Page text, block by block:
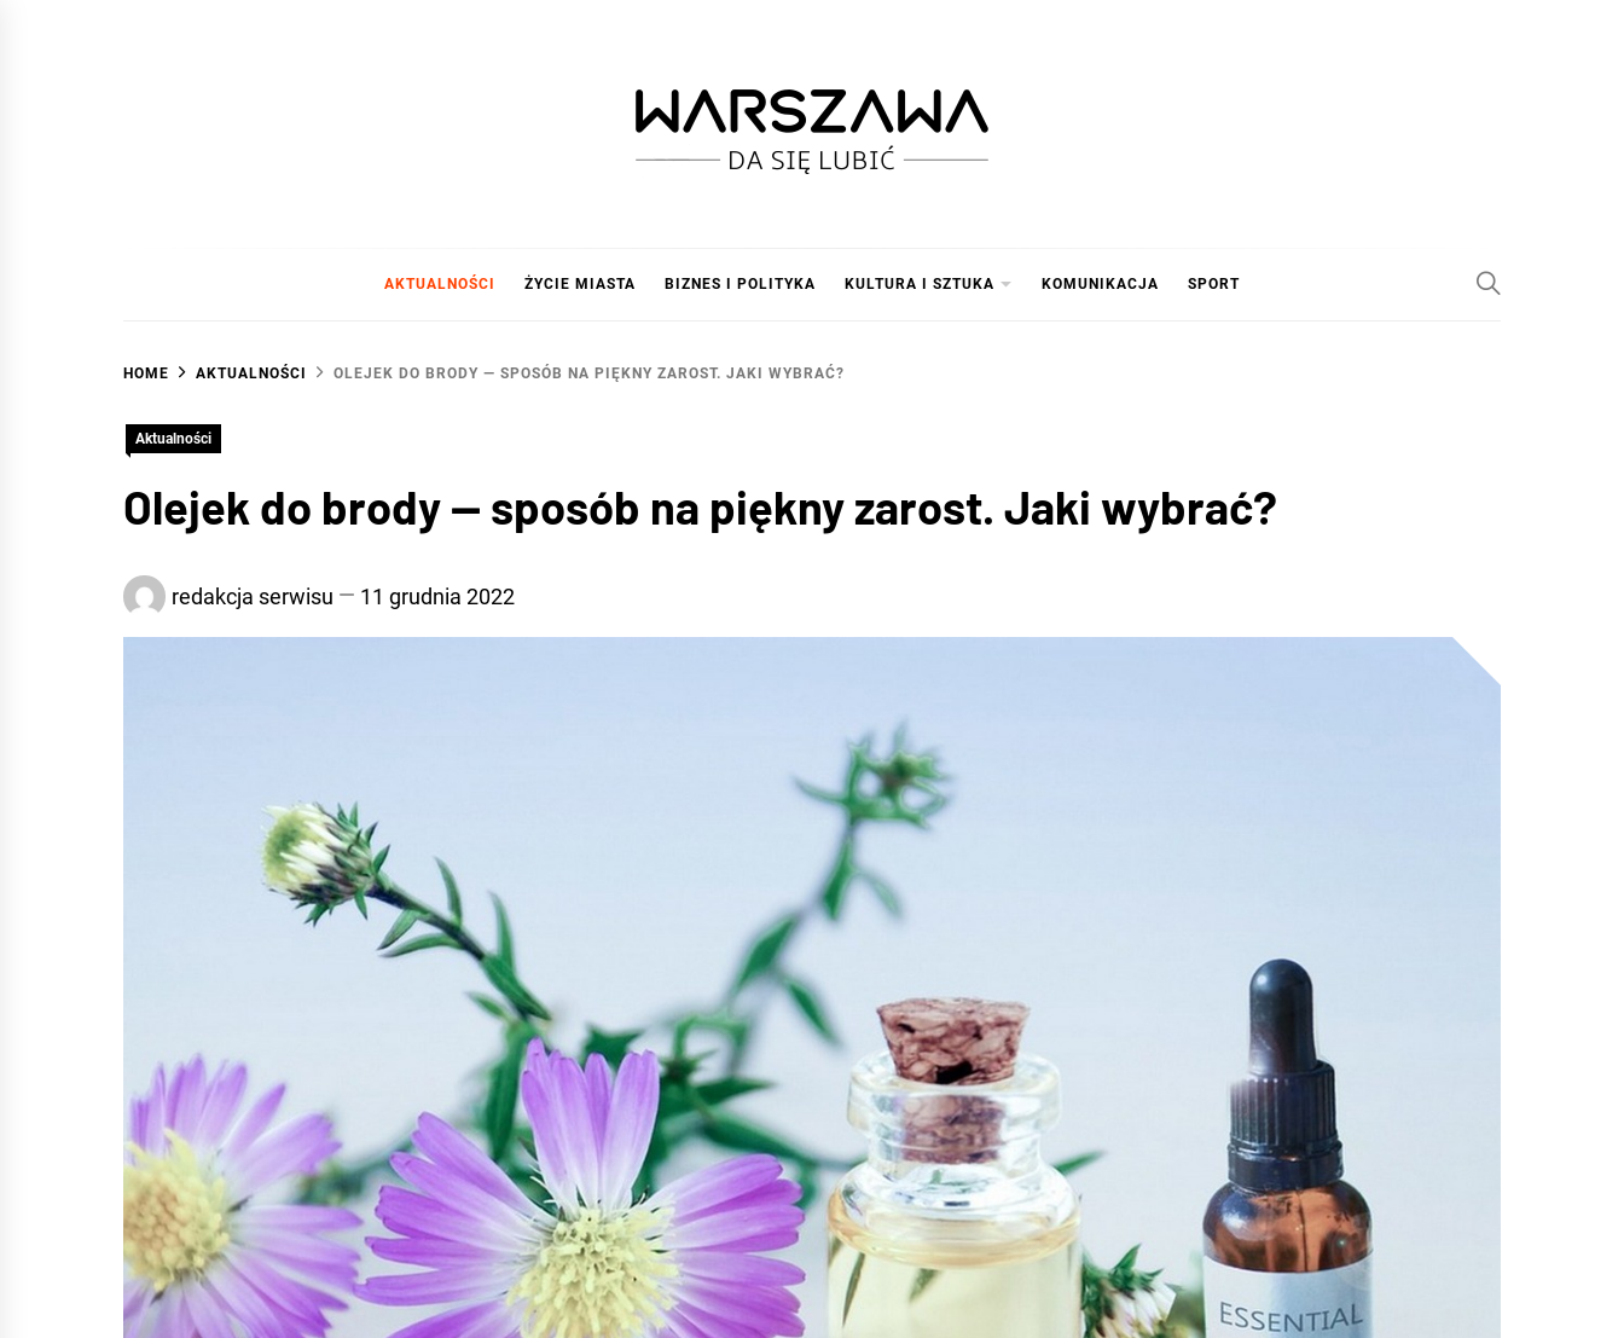
WARSZAWA
AKTUALNOŚCI ŻYCIE MIASTA BIZNES I POLITYKA KULTURA I SZTUKA KOMUNIKACJA SPORT
HOME AKTUALNOŚCI OLEJEK DO BRODY — SPOSÓB NA PIĘKNY ZAROST. JAKI WYBRAĆ?
Aktualności
Olejek do brody — sposób na piękny zarost. Jaki wybrać?
redakcja serwisu 11 grudnia 2022